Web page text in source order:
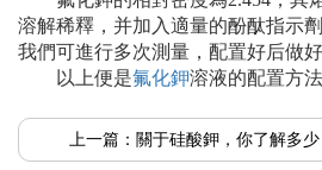
溶解稀釋，并加入適量的酚酞指示
我們可進行多次測量，配置好后做
以上便是氟化鉀溶液的配置方
上一篇： 關于硅酸鉀，你了解多少